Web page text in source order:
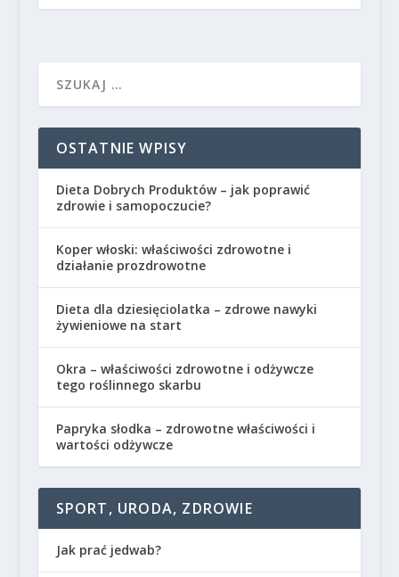
OSTATNIE WPISY
Dieta Dobrych Produktów – jak poprawić
zdrowie i samopoczucie?
Koper włoski: właściwości zdrowotne i
działanie prozdrowotne
Dieta dla dziesięciolatka – zdrowe nawyki
żywieniowe na start
Okra – właściwości zdrowotne i odżywcze
tego roślinnego skarbu
Papryka słodka – zdrowotne właściwości i
wartości odżywcze
SPORT, URODA, ZDROWIE
Jak prać jedwab?